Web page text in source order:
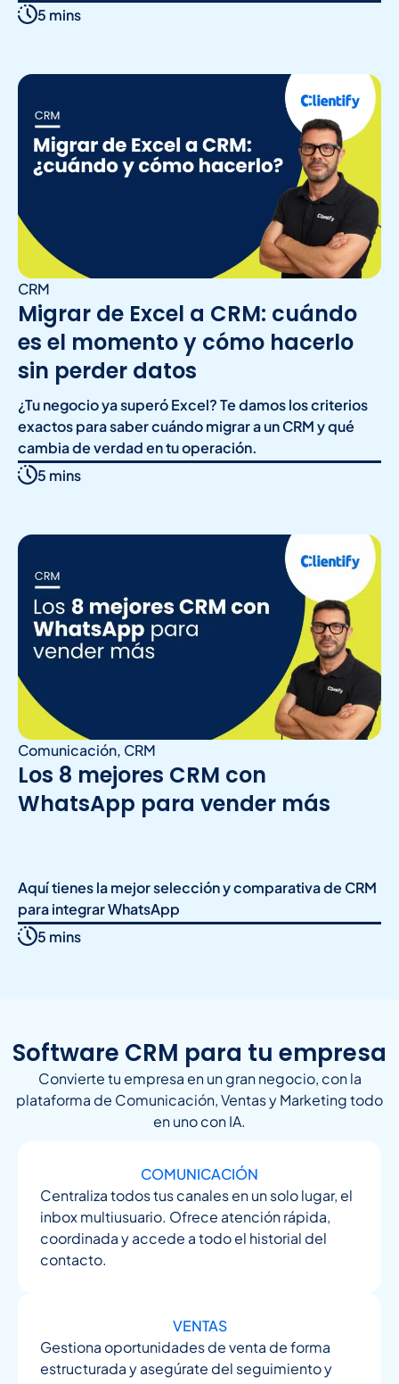
5 mins
CRM
Migrar de Excel a CRM: cuándo
es el momento y cómo hacerlo
sin perder datos
¿Tu negocio ya superó Excel? Te damos los criterios
exactos para saber cuándo migrar a un CRM y qué
cambia de verdad en tu operación.
5 mins
Comunicación, CRM
Los 8 mejores CRM con
WhatsApp para vender más
Aquí tienes la mejor selección y comparativa de CRM
para integrar WhatsApp
5 mins
Software CRM para tu empresa
Convierte tu empresa en un gran negocio, con la
plataforma de Comunicación, Ventas y Marketing todo
en uno con IA.
COMUNICACIÓN
Centraliza todos tus canales en un solo lugar, el
inbox multiusuario. Ofrece atención rápida,
coordinada y accede a todo el historial del
contacto.
VENTAS
Gestiona oportunidades de venta de forma
estructurada y asegúrate del seguimiento y